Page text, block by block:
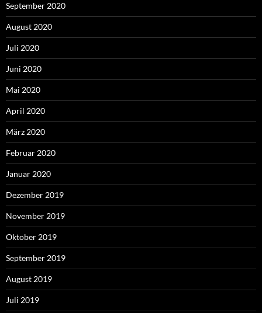
September 2020
August 2020
Juli 2020
Juni 2020
Mai 2020
April 2020
März 2020
Februar 2020
Januar 2020
Dezember 2019
November 2019
Oktober 2019
September 2019
August 2019
Juli 2019